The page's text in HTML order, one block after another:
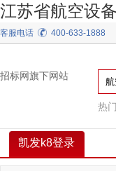
江苏省航空设
客服电话 400-633-1888
招标网旗下网站
热
凯发k8登录